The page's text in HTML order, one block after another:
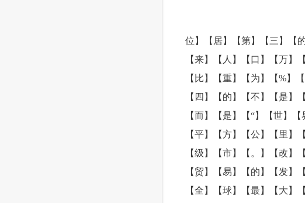
位】【居】【第】【三】【
【来】【人】【口】【万】
【比】【重】【为】【%】
【四】【的】【不】【是】
【而】【是】【“】【世】
【平】【方】【公】【里】
【级】【市】【。】【改】
【贸】【易】【的】【发】
【全】【球】【最】【大】